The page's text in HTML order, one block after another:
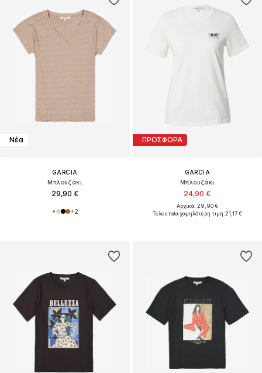
Νέα
GARCIA
Μπλουζάκι
29,90 €
+2
ΠΡΟΣΦΟΡΑ
GARCIA
Μπλουζάκι
24,90 €
Αρχικά: 29,90 €
Τελευταία χαμηλότερη τιμή:21,17 €